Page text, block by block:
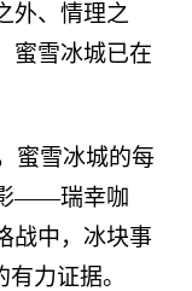
外、情理之
蜜雪冰城已在
蜜雪冰城的每
——瑞幸咖
战中，冰块事
力证据。